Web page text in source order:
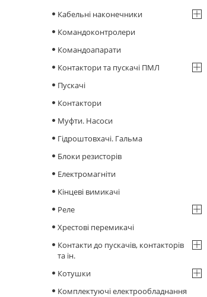
Кабельні наконечники
Командоконтролери
Командоапарати
Контактори та пускачі ПМЛ
Пускачі
Контактори
Муфти. Насоси
Гідроштовхачі. Гальма
Блоки резисторів
Електромагніти
Кінцеві вимикачі
Реле
Хрестові перемикачі
Контакти до пускачів, контакторів
та ін.
Котушки
Комплектуючі електрообладнання